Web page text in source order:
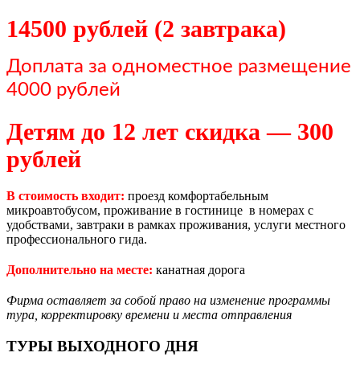
14500 рублей (2 завтрака)
Доплата за одноместное размещение
4000 рублей
Детям до 12 лет скидка — 300
рублей
В стоимость входит: проезд комфортабельным
микроавтобусом, проживание в гостинице в номерах с
удобствами, завтраки в рамках проживания, услуги местного
профессионального гида.
Дополнительно на месте: канатная дорога
Фирма оставляет за собой право на изменение программы
тура, корректировку времени и места отправления
ТУРЫ ВЫХОДНОГО ДНЯ